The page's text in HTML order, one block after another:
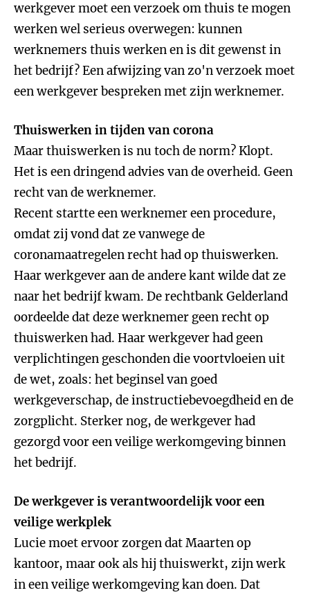
werkgever moet een verzoek om thuis te mogen
werken wel serieus overwegen: kunnen
werknemers thuis werken en is dit gewenst in
het bedrijf? Een afwijzing van zo'n verzoek moet
een werkgever bespreken met zijn werknemer.
Thuiswerken in tijden van corona
Maar thuiswerken is nu toch de norm? Klopt.
Het is een dringend advies van de overheid. Geen
recht van de werknemer.
Recent startte een werknemer een procedure,
omdat zij vond dat ze vanwege de
coronamaatregelen recht had op thuiswerken.
Haar werkgever aan de andere kant wilde dat ze
naar het bedrijf kwam. De rechtbank Gelderland
oordeelde dat deze werknemer geen recht op
thuiswerken had. Haar werkgever had geen
verplichtingen geschonden die voortvloeien uit
de wet, zoals: het beginsel van goed
werkgeverschap, de instructiebevoegdheid en de
zorgplicht. Sterker nog, de werkgever had
gezorgd voor een veilige werkomgeving binnen
het bedrijf.
De werkgever is verantwoordelijk voor een
veilige werkplek
Lucie moet ervoor zorgen dat Maarten op
kantoor, maar ook als hij thuiswerkt, zijn werk
in een veilige werkomgeving kan doen. Dat